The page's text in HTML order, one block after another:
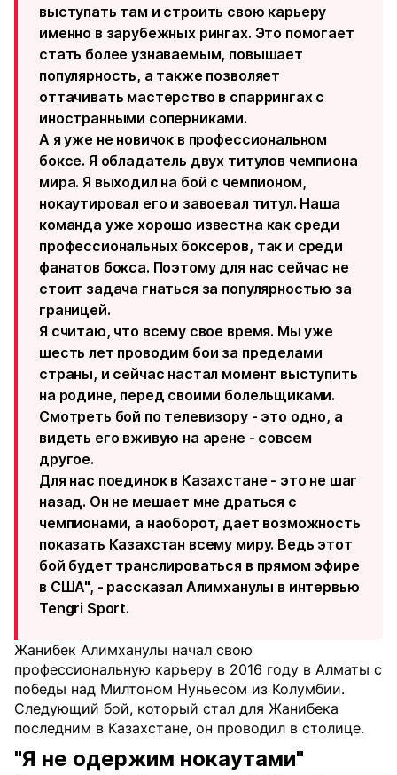
выступать там и строить свою карьеру
именно в зарубежных рингах. Это помогает
стать более узнаваемым, повышает
популярность, а также позволяет
оттачивать мастерство в спаррингах с
иностранными соперниками.
А я уже не новичок в профессиональном
боксе. Я обладатель двух титулов чемпиона
мира. Я выходил на бой с чемпионом,
нокаутировал его и завоевал титул. Наша
команда уже хорошо известна как среди
профессиональных боксеров, так и среди
фанатов бокса. Поэтому для нас сейчас не
стоит задача гнаться за популярностью за
границей.
Я считаю, что всему свое время. Мы уже
шесть лет проводим бои за пределами
страны, и сейчас настал момент выступить
на родине, перед своими болельщиками.
Смотреть бой по телевизору - это одно, а
видеть его вживую на арене - совсем
другое.
Для нас поединок в Казахстане - это не шаг
назад. Он не мешает мне драться с
чемпионами, а наоборот, дает возможность
показать Казахстан всему миру. Ведь этот
бой будет транслироваться в прямом эфире
в США", - рассказал Алимханулы в интервью
Tengri Sport.
Жанибек Алимханулы начал свою
профессиональную карьеру в 2016 году в Алматы с
победы над Милтоном Нуньесом из Колумбии.
Следующий бой, который стал для Жанибека
последним в Казахстане, он проводил в столице.
"Я не одержим нокаутами"